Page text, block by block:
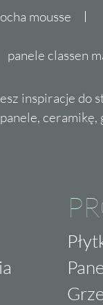
mousse
panele classen
inspiracje do